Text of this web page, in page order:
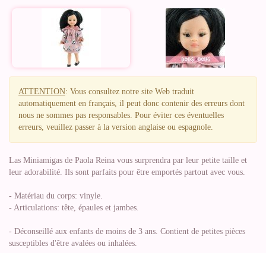
ATTENTION: Vous consultez notre site Web traduit
automatiquement en français, il peut donc contenir des erreurs dont
nous ne sommes pas responsables. Pour éviter ces éventuelles
erreurs, veuillez passer à la version anglaise ou espagnole.
Las Miniamigas de Paola Reina vous surprendra par leur petite taille et
leur adorabilité. Ils sont parfaits pour être emportés partout avec vous.
- Matériau du corps: vinyle.
- Articulations: tête, épaules et jambes.
- Déconseillé aux enfants de moins de 3 ans. Contient de petites pièces
susceptibles d'être avalées ou inhalées.